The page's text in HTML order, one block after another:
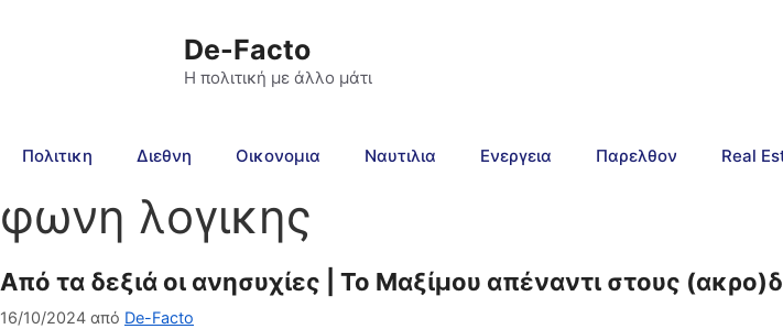
De-Facto
Η πολιτική με άλλο μάτι
Πολιτικη Διεθνη Οικονομια Ναυτιλια Ενεργεια Παρελθον Real
φωνη λογικης
Από τα δεξιά οι ανησυχίες | Το Μαξίμου απέναντι στους
16/10/2024 από De-Facto